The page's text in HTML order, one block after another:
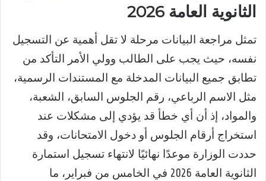
الثانوية العامة 2026
تمثل مراجعة البيانات مرحلة لا تقل أهمية عن التسجيل
نفسه، حيث يجب على الطالب وولي الأمر التأكد من
تطابق جميع البيانات المدخلة مع المستندات الرسمية،
مثل الاسم الرباعي، رقم الجلوس السابق، الشعبة،
والمواد، إذ أن أي خطأ قد يؤدي إلى مشكلات عند
استخراج أرقام الجلوس أو دخول الامتحانات، وقد
حددت الوزارة موعدًا نهائيًا لانتهاء تسجيل استمارة
الثانوية العامة 2026 في الخامس من فبراير، ما